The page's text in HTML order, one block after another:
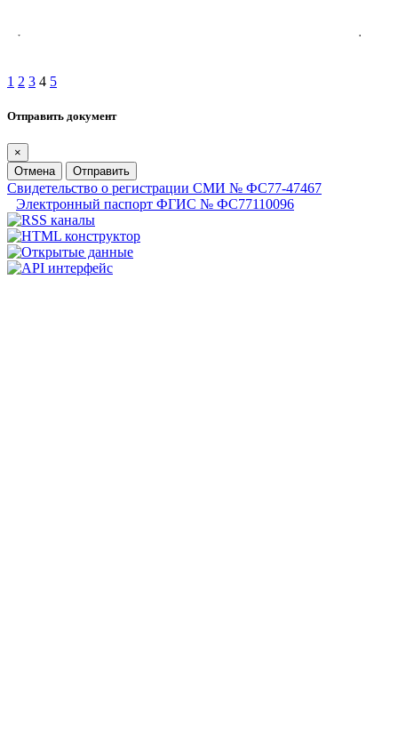
1 2 3 4 5
Отправить документ
×
Отмена
Отправить
Свидетельство о регистрации СМИ № ФС77-47467
Электронный паспорт ФГИС № ФС77110096